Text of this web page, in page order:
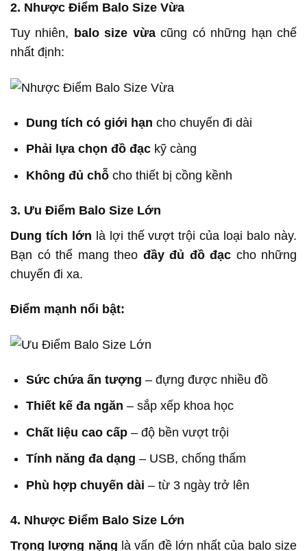
2. Nhược Điểm Balo Size Vừa
Tuy nhiên, balo size vừacũng có những hạn chế
nhất định:
Dung tích có giới hạn cho chuyến đi dài
Phải lựa chọn đồ đạckỹ càng
Không đủ chỗcho thiết bị cồng kềnh
3. Ưu Điểm Balo Size Lớn
Dung tích lớn là lợi thế vượt trội của loại balo này.
Bạn có thể mang theo đầy đủ đồ đạc cho những
chuyến đi xa.
Điểm mạnh nổi bật:
Sức chứa ấn tượng – đựng được nhiều đồ
Thiết kế đa ngăn – sắp xếp khoa học
Chất liệu cao cấp– độ bền vượt trội
Tính năng đa dạng – USB, chống thấm
Phù hợp chuyến dài – từ 3 ngày trở lên
4. Nhược Điểm Balo Size Lớn
Trọng lượng nặng là vấn đề lớn nhất của balo size